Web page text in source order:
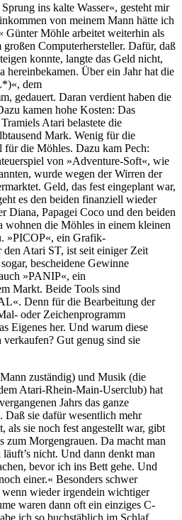
ins kalte Wasser«, gesteht mir
von meinem Mann hätte ich
Günter Möhle arbeitet weiterhin als
Computerhersteller. Dafür, daß
konnte, langte das Geld nicht,
hereinbekamen. Über ein Jahr hat die
dem
gedauert. Daran verdient haben die
kamen hohe Kosten: Das
Atari belastete die
Mark. Wenig für die
für die Möhles. Dazu kam Pech:
von »Adventure-Soft«, wie
wurde wegen der Wirren der
Geld, das fest eingeplant war,
es den beiden finanziell wieder
Diana, Papagei Coco und den beiden
wohnen die Möhles in einem kleinen
»PICOP«, ein Grafik-
Atari ST, ist seit einiger Zeit
bescheidene Gewinne
»PANIP«, ein
Markt. Beide Tools sind
Denn für die Bearbeitung der
oder Zeichenprogramm
Eigenes her. Und warum diese
Gut genug sind sie
zuständig) und Musik (die
Atari-Rhein-Main-Userclub) hat
Jahrs das ganze
Daß sie dafür wesentlich mehr
als sie noch fest angestellt war, gibt
zum Morgengrauen. Da macht man
nicht. Und dann denkt man
bevor ich ins Bett gehe. Und
einer.« Besonders schwer
wenn wieder irgendein wichtiger
waren dann oft ein einziges C-
ich so buchstäblich im Schlaf